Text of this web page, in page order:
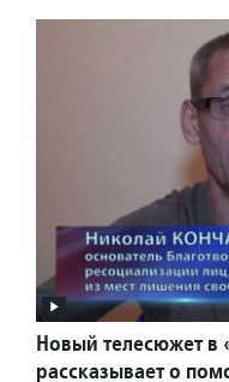
Новый телесюжет в
рассказывает о